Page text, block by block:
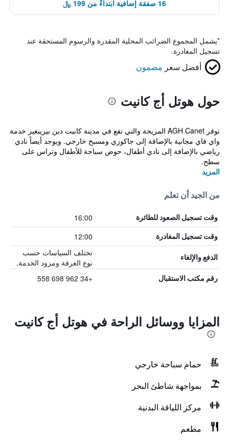
16 صفقة إضافية ابتداءً من 199 ﷼
*يشمل المجموع الضرائب المحلية المقدرة والرسوم المستحقة عند
تسجيل المغادرة.
أفضل سعر مضمون
حول هوتل أج كانيت
توفر AGH Canet المريحة والتي تقع في مدينة كانيت دين بيرينغير خدمة
واي فاي مجانية بالإضافة إلى جاكوزي ومسبح خارجي. ويوجد أيضاً نادي
رياضي بالإضافة إلى نادي أطفال، حوض سباحة للأطفال وتراس على
سطح.
المزيد
من الجيد أن تعلم
وقت تسجيل الصعود للطائرة 16:00
وقت تسجيل المغادرة 12:00
الدفع والإلغاء
تختلف السياسات حسب
نوع الغرفة ومزود الخدمة.
رقم مكتب الاستقبال +34 962 698 558
المزايا ووسائل الراحة في هوتل أج كانيت
حمام سباحة خارجي
بمواجهة شاطئ البحر
مركز اللياقة البدنية
مطعم